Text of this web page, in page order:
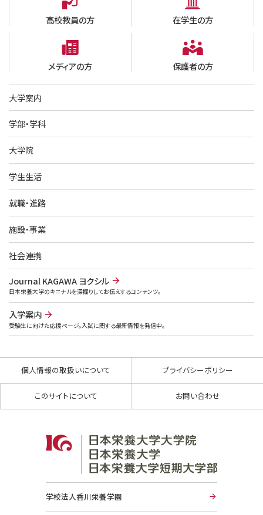
高校教員の方 在学生の方
メディアの方 保護者の方
学校法人香川栄養学園
大学案内
学部・学科
大学院
学生生活
就職・進路
施設・事業
社会連携
Journal KAGAWA ヨクシル
日本栄養大学のキニナルを深掘りしてお伝えするコンテンツ。
入学案内
受験生に向けた応援ページ。入試に関する最新情報を発信中。
個人情報の取扱いについて プライバシーポリシー
このサイトについて お問い合わせ